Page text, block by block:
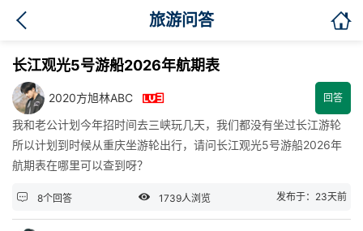
旅游问答 
长江观光5号游船2026年航期表
2020方旭林ABC  回答
我和老公计划今年招时间去三峡玩几天，我们都没有坐过长江游轮
所以计划到时候从重庆坐游轮出行，请问长江观光5号游船2026年
航期表在哪里可以查到呀？
 8个回答  1739人浏览 发布于：23天前